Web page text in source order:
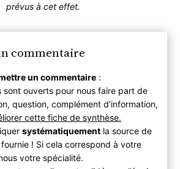
prévus à cet effet.
commentaire
un commentaire:
sont ouverts pour nous faire part de
question, complément d’information,
cette fiche de synthèse.
systématiquementla source de
! Si cela correspond à votre
votre spécialité.